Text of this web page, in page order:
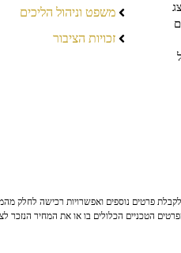
משפט וניהול הליכים
זכויות הציבור
פרטים נוספים ואפשרויות רכישה לחלק
הטכניים הכלולים בו או את המחיר הנזכר